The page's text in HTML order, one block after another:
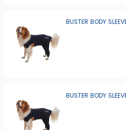
BUSTER BODY
BUSTER BODY